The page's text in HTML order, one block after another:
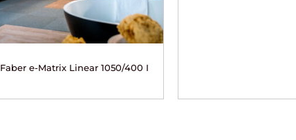
Faber e-Matrix Linear 1050/400 I